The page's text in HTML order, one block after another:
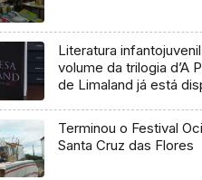
Literatura
volume da trilogia d’A
de Limaland já está
Terminou o Festival
Santa Cruz das Flores